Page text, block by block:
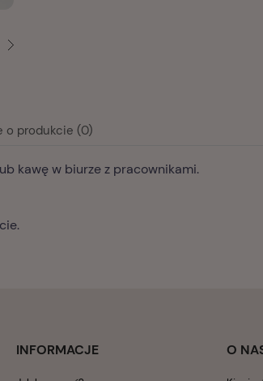
o produkcie (0)
kawę w biurze z pracownikami.
INFORMACJE O